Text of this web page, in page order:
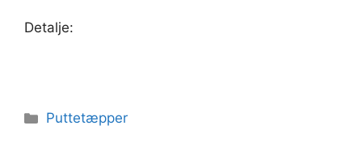
Detalje:
Kategorier
Puttetæpper